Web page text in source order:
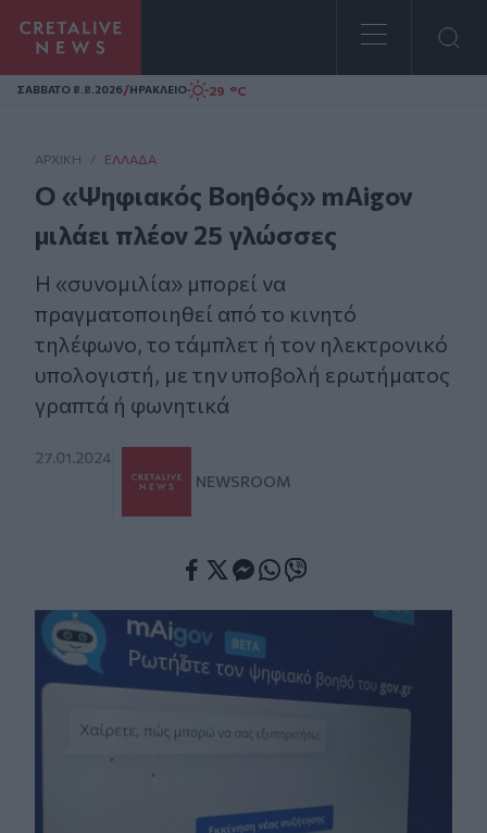
Homepage
ΣAΒΒΑΤΟ 8.8.2026/ΗΡΑΚΛΕΙΟ 29 °C
ΑΡΧΙΚΗ / ΕΛΛΆΔΑ
O «Ψηφιακός Βοηθός» mAigov
μιλάει πλέον 25 γλώσσες
Η «συνομιλία» μπορεί να
πραγματοποιηθεί από το κινητό
τηλέφωνο, το τάμπλετ ή τον ηλεκτρονικό
υπολογιστή, με την υποβολή ερωτήματος
γραπτά ή φωνητικά
27.01.2024
NEWSROOM